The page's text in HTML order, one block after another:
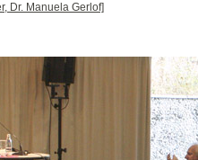
Dr. Manuela Gerlof]